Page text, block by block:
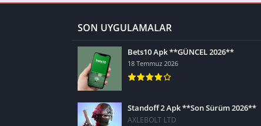
SON UYGULAMALAR
Bets10 Apk **GÜNCEL 2026**
18 Temmuz 2026
Standoff 2 Apk **Son Sürüm 2026**
AXLEBOLT LTD